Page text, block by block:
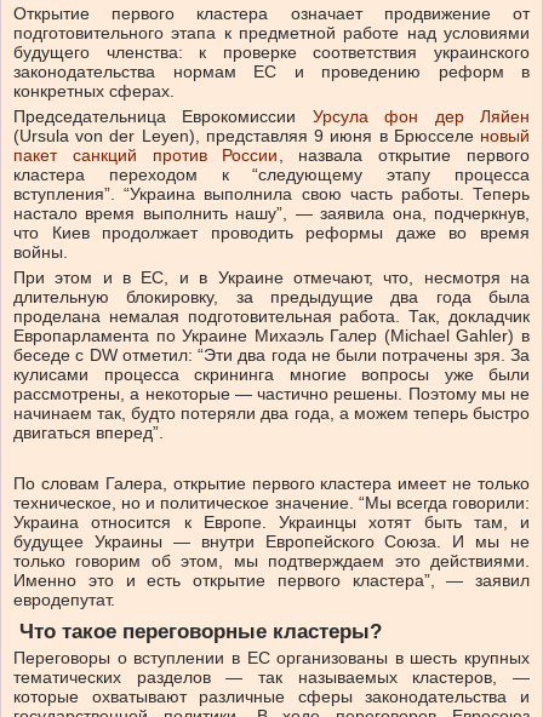
Открытие первого кластера означает продвижение от
подготовительного этапа к предметной работе над условиями
будущего членства: к проверке соответствия украинского
законодательства нормам ЕС и проведению реформ в
конкретных сферах.
Председательница Еврокомиссии Урсула фон дер Ляйен
(Ursula von der Leyen), представляя 9 июня в Брюсселе новый
пакет санкций против России, назвала открытие первого
кластера переходом к “следующему этапу процесса
вступления”. “Украина выполнила свою часть работы. Теперь
настало время выполнить нашу”, — заявила она, подчеркнув,
что Киев продолжает проводить реформы даже во время
войны.
При этом и в ЕС, и в Украине отмечают, что, несмотря на
длительную блокировку, за предыдущие два года была
проделана немалая подготовительная работа. Так, докладчик
Европарламента по Украине Михаэль Галер (Michael Gahler) в
беседе с DW отметил: “Эти два года не были потрачены зря. За
кулисами процесса скрининга многие вопросы уже были
рассмотрены, а некоторые — частично решены. Поэтому мы не
начинаем так, будто потеряли два года, а можем теперь быстро
двигаться вперед”.
По словам Галера, открытие первого кластера имеет не только
техническое, но и политическое значение. “Мы всегда говорили:
Украина относится к Европе. Украинцы хотят быть там, и
будущее Украины — внутри Европейского Союза. И мы не
только говорим об этом, мы подтверждаем это действиями.
Именно это и есть открытие первого кластера”, — заявил
евродепутат.
Что такое переговорные кластеры?
Переговоры о вступлении в ЕС организованы в шесть крупных
тематических разделов — так называемых кластеров, —
которые охватывают различные сферы законодательства и